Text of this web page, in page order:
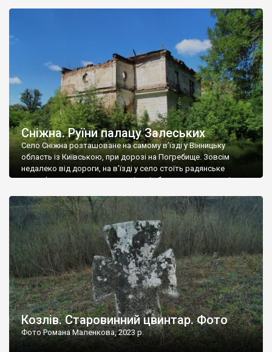
Наддністрянське відрізняється від більшості навколишніх
сіл. У селі є мурована Михайлівська церква. Точної дати […]
Сніжна. Руїни палацу Залеських
Село Сніжна розташоване на самому в’їзді у Вінницьку
область із Київською, при дорозі на Погребище. Зовсім
недалеко від дороги, на в’їзді у село стоїть радянське
рельєфне пано, яке показує жінку і яблуню, а трохи далі, десь
не видно, але видно дві стареньких колії у траві – […]
Козлів. Старовинний цвинтар. Фото
Фото Романа Маленкова, 2023 р.